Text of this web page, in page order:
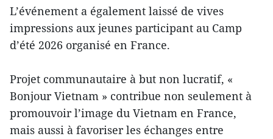
L’événement a également laissé de vives
impressions aux jeunes participant au Camp
d’été 2026 organisé en France.
Projet communautaire à but non lucratif, «
Bonjour Vietnam » contribue non seulement à
promouvoir l’image du Vietnam en France,
mais aussi à favoriser les échanges entre